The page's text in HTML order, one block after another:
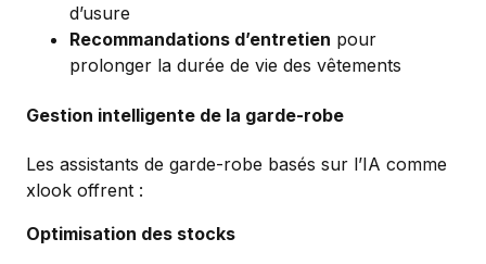
d’usure
Recommandations d’entretien pour
prolonger la durée de vie des vêtements
Gestion intelligente de la garde-robe
Les assistants de garde-robe basés sur l’IA comme
xlook offrent :
Optimisation des stocks